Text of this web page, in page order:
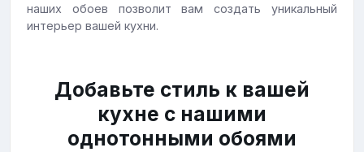
наших обоев позволит вам создать уникальный
интерьер вашей кухни.
Добавьте стиль к вашей
кухне с нашими
однотонными обоями